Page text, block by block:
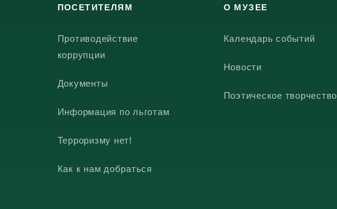
ПОСЕТИТЕЛЯМ
Противодействие
коррупции
Документы
Информация по льготам
Терроризму нет!
Как к нам добраться
О МУЗЕЕ
Календарь событий
Новости
Поэтическое творчество